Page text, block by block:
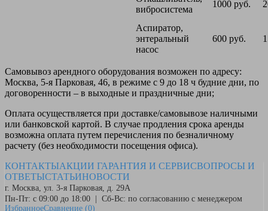
вибросистема
1000 руб.
Аспиратор,
энтеральный
насос
600 руб.
Самовывоз арендного оборудования возможен по адресу:
Москва, 5-я Парковая, 46, в режиме с 9 до 18 ч будние дни, по
договоренности – в выходные и праздничные дни;
Оплата осуществляется при доставке/самовывозе наличными
или банковской картой. В случае продления срока аренды
возможна оплата путем перечисления по безналичному
расчету (без необходимости посещения офиса).
КОНТАКТЫАКЦИИ ГАРАНТИЯ И СЕРВИСВОПРОСЫ И
ОТВЕТЫСТАТЬИНОВОСТИ
г. Москва, ул. 3-я Парковая, д. 29А
Пн-Пт: с 09:00 до 18:00 | Сб-Вс: по согласованию с менеджером
ИзбранноеСравнение (0)